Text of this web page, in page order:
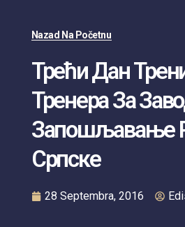
Nazad Na Početnu
Трећи Дан
Тренера За
Запошљавањe
Српске
28 Septembra, 2016